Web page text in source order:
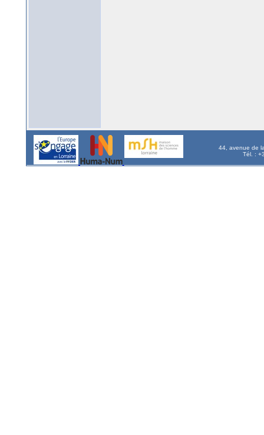
44, avenue de
Tél. :